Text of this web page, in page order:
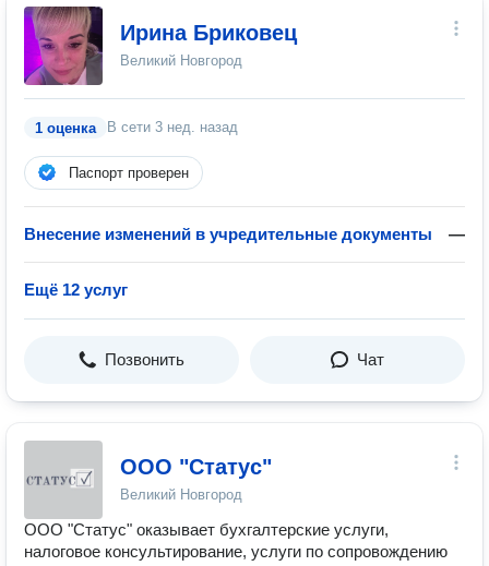
Ирина Бриковец
Великий Новгород
1 оценка В сети 3 нед. назад
Паспорт проверен
Внесение изменений в учредительные документы —
Ещё 12 услуг
Позвонить Чат
ООО "Статус"
Великий Новгород
ООО "Статус" оказывает бухгалтерские услуги,
налоговое консультирование, услуги по сопровождению